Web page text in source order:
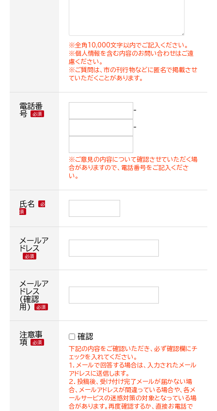
※全角10,000文字以内でご記入ください。
※個人情報を含む内容のお問い合わせはご遠
慮ください。
※ご質問は、市の刊行物などに匿名で掲載させ
ていただくことがあります。
電話番
号
-
-
※ご意見の内容について確認させていただく場
合がありますので、電話番号をご記入くださ
い。
氏名
メールア
ドレス
メールア
ドレス
(確認
用)
注意事
項
確認
下記の内容をご確認いただき、必ず確認欄にチ
ェックを入れてください。
１．メールで回答する場合は、入力されたメール
アドレスに送信します。
２．投稿後、受け付け完了メールが届かない場
合、メールアドレスが間違っている場合や、各メ
ールサービスの迷惑対策の対象となっている場
合があります。再度確認するか、直接お電話で